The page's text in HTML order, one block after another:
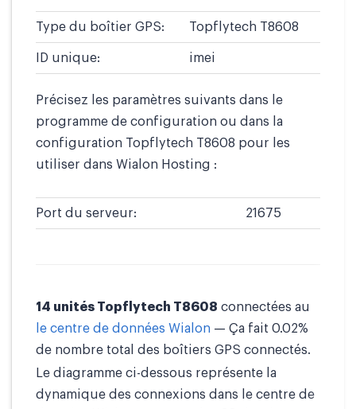
Type du boîtier GPS: Topflytech T8608
ID unique: imei
Précisez les paramètres suivants dans le
programme de configuration ou dans la
configuration Topflytech T8608 pour les
utiliser dans Wialon Hosting :
Port du serveur: 21675
14 unités Topflytech T8608 connectées au
le centre de données Wialon — Ça fait 0.02%
de nombre total des boîtiers GPS connectés.
Le diagramme ci-dessous représente la
dynamique des connexions dans le centre de